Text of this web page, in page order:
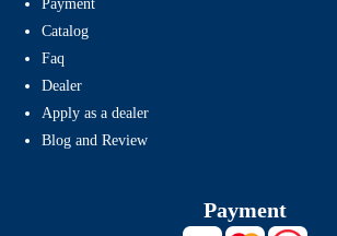
Payment
Catalog
Faq
Dealer
Apply as a dealer
Blog and Review
Payment